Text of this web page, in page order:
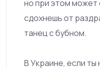
но при этом может
сдохнешь от
танец с бубном.
В Украине, если ты